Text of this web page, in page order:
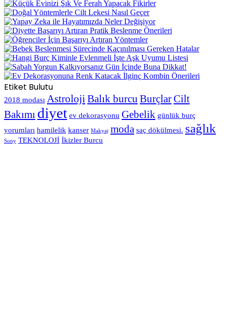
Etiket Bulutu
2018 modası Astroloji Balık burcu BurçlarCilt
Bakımı diyet ev dekorasyonu Gebelik günlük burç
yorumları hamilelik kanser Makyaj moda saç dökülmesi. sağlık
Sony TEKNOLOJİ İkizler Burcu